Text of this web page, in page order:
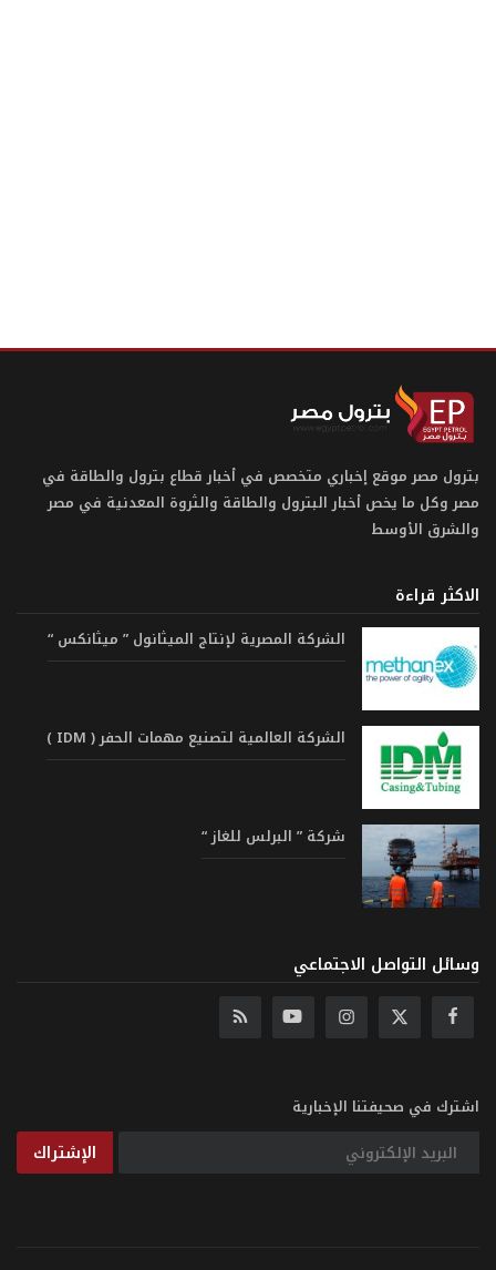
بترول مصر موقع إخباري متخصص في أخبار قطاع بترول والطاقة في
مصر وكل ما يخص أخبار البترول والطاقة والثروة المعدنية في مصر
والشرق الأوسط
الاكثر قراءة
الشركة المصرية لإنتاج الميثانول ” ميثانكس “
الشركة العالمية لتصنيع مهمات الحفر ( IDM )
شركة ” البرلس للغاز “
وسائل التواصل الاجتماعي
اشترك في صحيفتنا الإخبارية
الإشتراك